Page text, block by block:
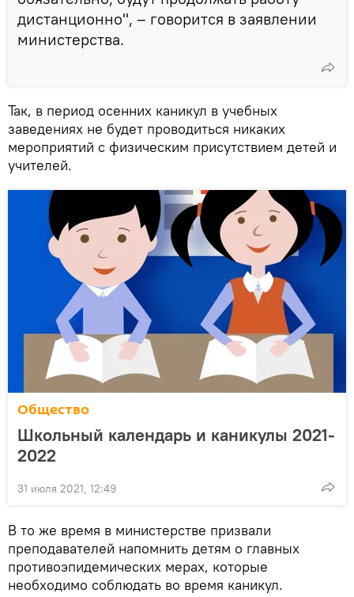
дистанционно", – говорится в заявлении
министерства.
Так, в период осенних каникул в учебных
заведениях не будет проводиться никаких
мероприятий с физическим присутствием детей и
учителей.
Общество
Школьный календарь и каникулы 2021-
2022
31 июля 2021, 12:49
В то же время в министерстве призвали
преподавателей напомнить детям о главных
противоэпидемических мерах, которые
необходимо соблюдать во время каникул.